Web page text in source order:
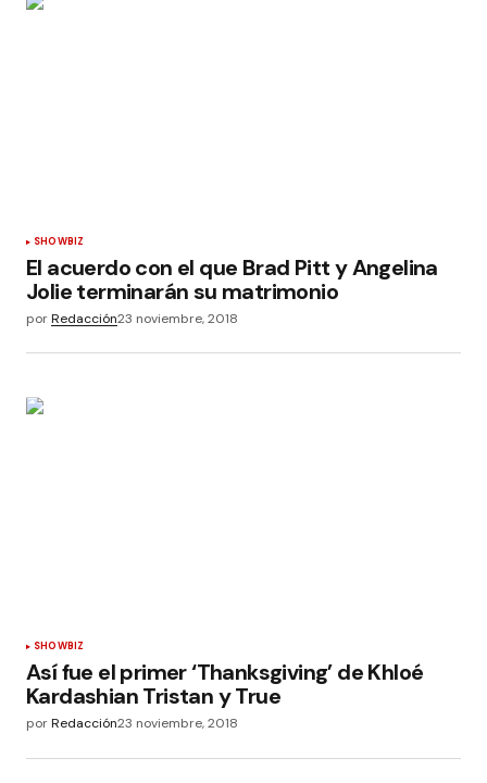
SHOWBIZ
El acuerdo con el que Brad Pitt y Angelina
Jolie terminarán su matrimonio
porRedacción23 noviembre, 2018
SHOWBIZ
Así fue el primer ‘Thanksgiving’ de Khloé
Kardashian Tristan y True
porRedacción23 noviembre, 2018